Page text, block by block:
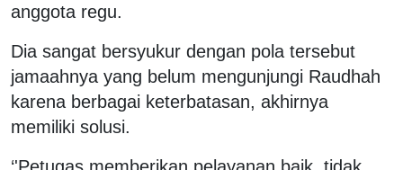
anggota regu.
Dia sangat bersyukur dengan pola tersebut
jamaahnya yang belum mengunjungi Raudhah
karena berbagai keterbatasan, akhirnya
memiliki solusi.